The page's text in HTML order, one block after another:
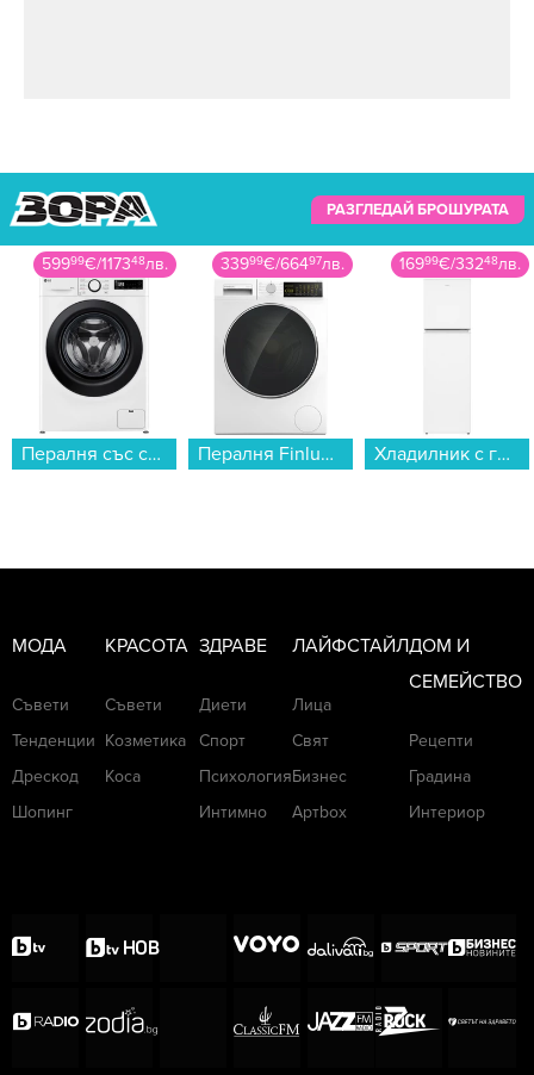
РАЗГЛЕДАЙ БРОШУРАТА
33999€/66497лв.
Пералня Finlux FXA10 12T , 10.00 kg, 1200 об./мин., A , Бял...
16999€/33248лв.
Хладилник с горна камера Crown DF154WH , 157 l, E , Бял , Статична...
4899€/9582лв.
IP камера Xiaomi Smart Camera C500 BHR089AEU...
МОДА
Съвети
Тенденции
Дрескод
Шопинг
КРАСОТА
Съвети
Козметика
Коса
ЗДРАВЕ
Диети
Спорт
Психология
Интимно
ЛАЙФСТАЙЛ
Лица
Свят
Бизнес
Артbox
ДОМ И
СЕМЕЙСТВО
Рецепти
Градина
Интериор